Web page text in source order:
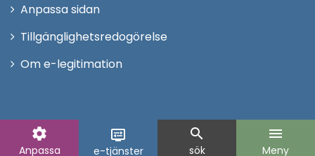
settings
Anpassa
display_settings
e-tjänster
search
sök
menu
Meny
Anpassa sidan
Tillgänglighetsredogörelse
Om e-legitimation